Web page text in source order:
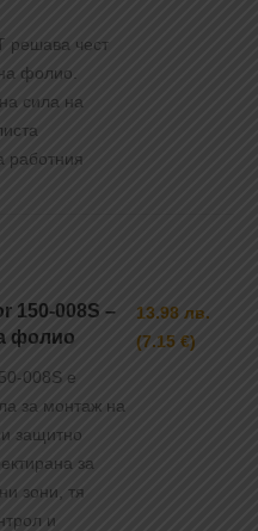
решава чест
фолио.
сила на
работния
150-008S –
фолио
008S е
за монтаж на
защитно
за
зони, тя
и
13.98 лв.
(7.15 €)